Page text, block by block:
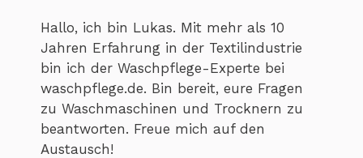
Hallo, ich bin Lukas. Mit mehr als 10
Jahren Erfahrung in der Textilindustrie
bin ich der Waschpflege-Experte bei
waschpflege.de. Bin bereit, eure Fragen
zu Waschmaschinen und Trocknern zu
beantworten. Freue mich auf den
Austausch!